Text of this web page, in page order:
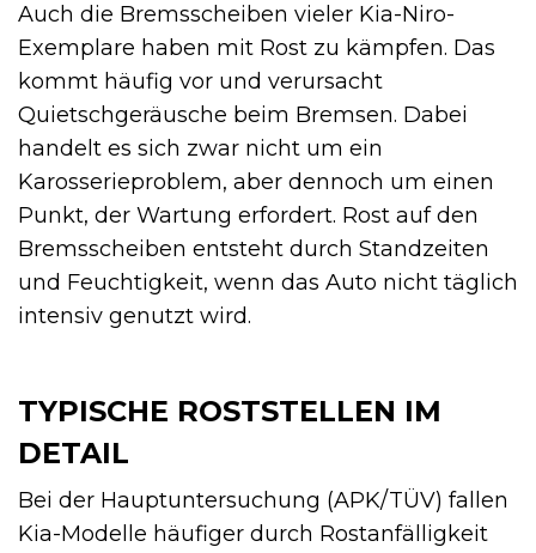
Auch die Bremsscheiben vieler Kia-Niro-
Exemplare haben mit Rost zu kämpfen. Das
kommt häufig vor und verursacht
Quietschgeräusche beim Bremsen. Dabei
handelt es sich zwar nicht um ein
Karosserieproblem, aber dennoch um einen
Punkt, der Wartung erfordert. Rost auf den
Bremsscheiben entsteht durch Standzeiten
und Feuchtigkeit, wenn das Auto nicht täglich
intensiv genutzt wird.
TYPISCHE ROSTSTELLEN IM
DETAIL
Bei der Hauptuntersuchung (APK/TÜV) fallen
Kia-Modelle häufiger durch Rostanfälligkeit